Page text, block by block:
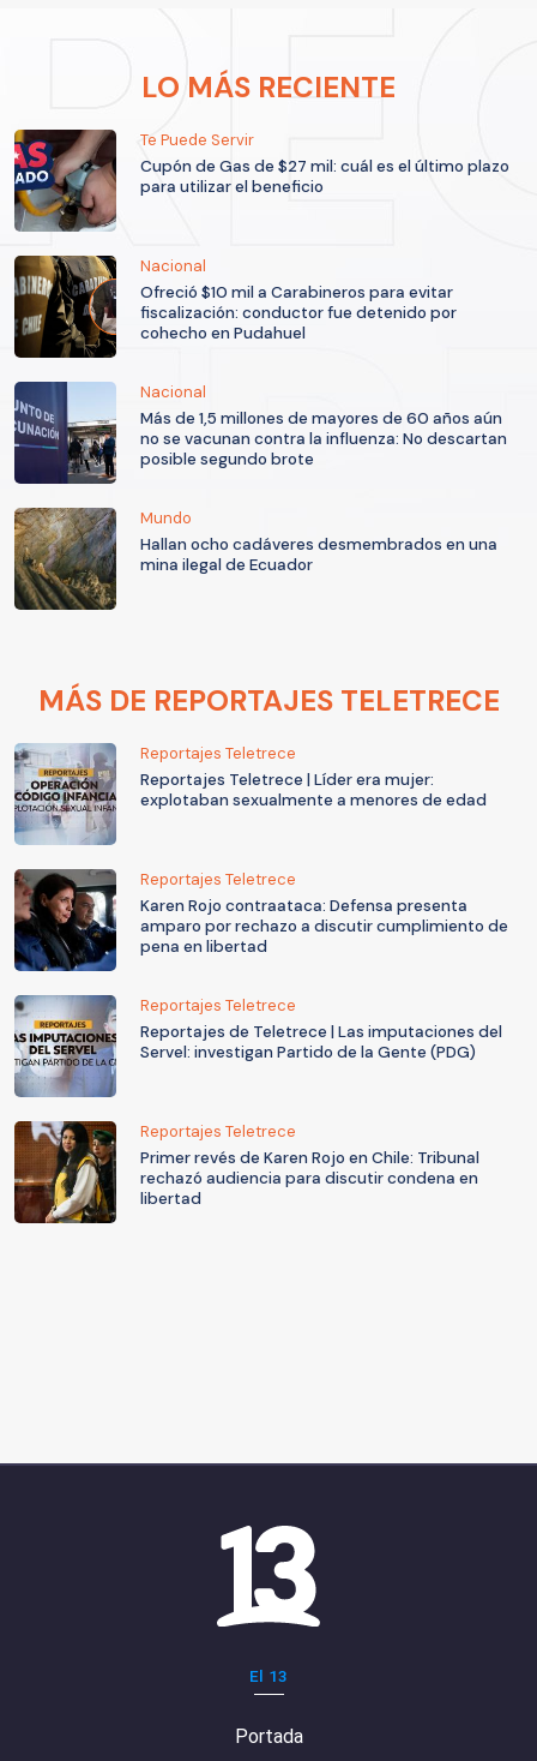
LO MÁS RECIENTE
Te Puede Servir
Cupón de Gas de $27 mil: cuál es el último plazo
para utilizar el beneficio
Nacional
Ofreció $10 mil a Carabineros para evitar
fiscalización: conductor fue detenido por
cohecho en Pudahuel
Nacional
Más de 1,5 millones de mayores de 60 años aún
no se vacunan contra la influenza: No descartan
posible segundo brote
Mundo
Hallan ocho cadáveres desmembrados en una
mina ilegal de Ecuador
MÁS DE REPORTAJES TELETRECE
Reportajes Teletrece
Reportajes Teletrece | Líder era mujer:
explotaban sexualmente a menores de edad
Reportajes Teletrece
Karen Rojo contraataca: Defensa presenta
amparo por rechazo a discutir cumplimiento de
pena en libertad
Reportajes Teletrece
Reportajes de Teletrece | Las imputaciones del
Servel: investigan Partido de la Gente (PDG)
Reportajes Teletrece
Primer revés de Karen Rojo en Chile: Tribunal
rechazó audiencia para discutir condena en
libertad
El 13
Portada